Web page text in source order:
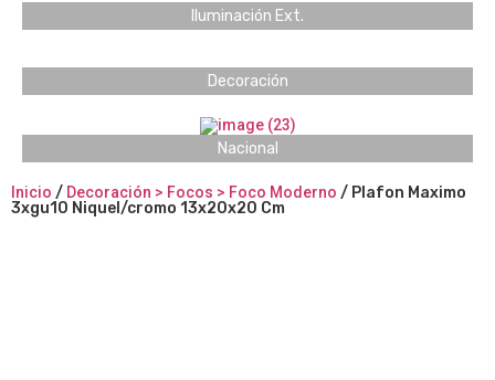
Iluminación Ext.
Decoración
Nacional
Inicio / Decoración > Focos > Foco Moderno / Plafon Maximo
3xgu10 Niquel/cromo 13x20x20 Cm